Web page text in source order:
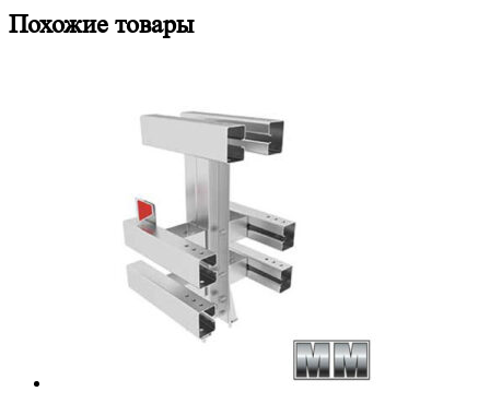
Похожие товары